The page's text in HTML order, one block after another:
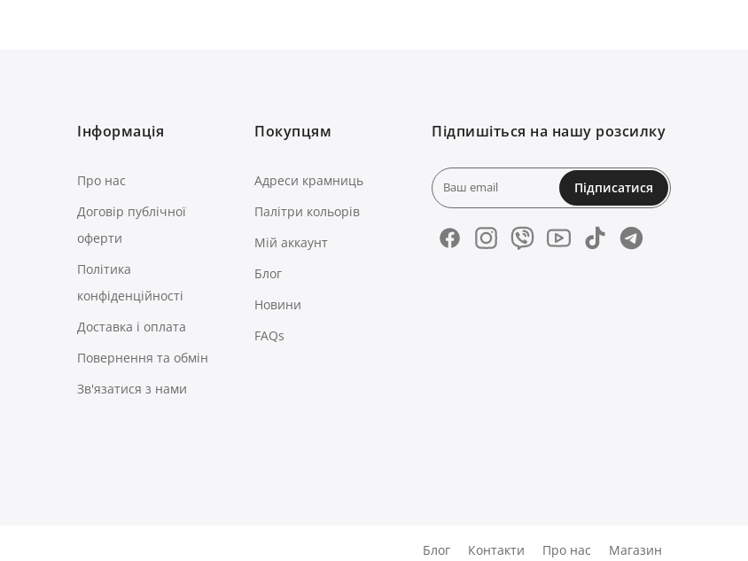
Інформація
Про нас
Договір публічної
оферти
Політика
конфіденційності
Доставка і оплата
Повернення та обмін
Зв'язатися з нами
Покупцям
Адреси крамниць
Палітри кольорів
Мій аккаунт
Блог
Новини
FAQs
Підпишіться на нашу розсилку
Підписатися
Магазин
Про нас
Контакти
Блог